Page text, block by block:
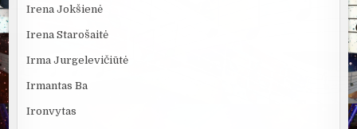
Irena Jokšienė
Irena Starošaitė
Irma Jurgelevičiūtė
Irmantas Ba
Ironvytas